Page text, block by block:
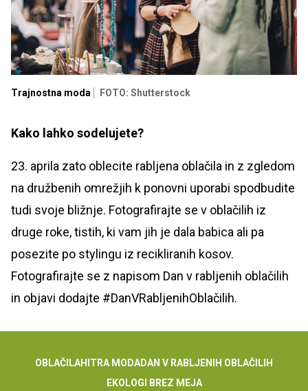
Trajnostna moda FOTO: Shutterstock
Kako lahko sodelujete?
23. aprila zato oblecite rabljena oblačila in z zgledom
na družbenih omrežjih k ponovni uporabi spodbudite
tudi svoje bližnje. Fotografirajte se v oblačilih iz
druge roke, tistih, ki vam jih je dala babica ali pa
posezite po stylingu iz recikliranih kosov.
Fotografirajte se z napisom Dan v rabljenih oblačilih
in objavi dodajte #DanVRabljenihOblačilih.
OBLAČILAHITRA MODADAN V RABLJENIH OBLAČILIH
EKOLOGI BREZ MEJA